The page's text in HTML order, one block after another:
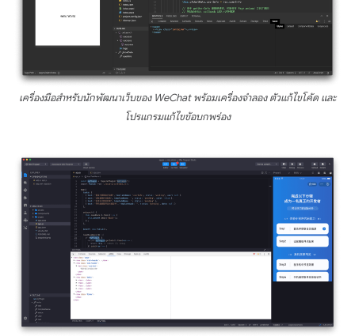
เครื่องมือสำหรับนักพัฒนาเว็บของ WeChat พร้อมเครื่องจำลอง ตัวแก้ไขโค้ด และ
โปรแกรมแก้ไขข้อบกพร่อง